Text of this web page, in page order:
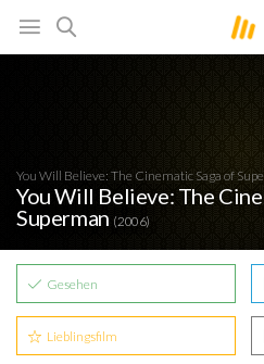
You Will Believe: The Cinematic Saga of
You Will Believe: The
Superman (2006)
Gesehen
Lieblingsfilm